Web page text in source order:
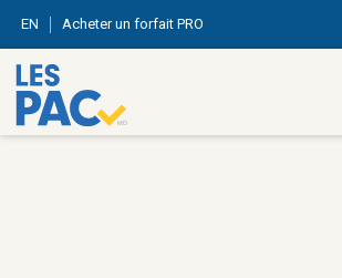
EN Acheter un forfait PRO